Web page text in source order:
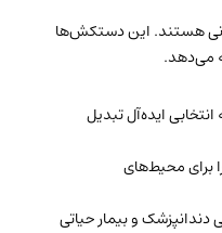
درمانی هستند. این دستکش‌ها
می‌دهد.
ایده‌آل تبدیل
برای محیط‌های
و بیمار حیاتی